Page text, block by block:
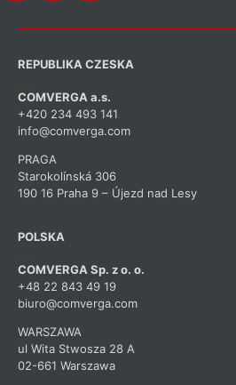
REPUBLIKA CZESKA
COMVERGA a.s.
+420 234 493 141
info@comverga.com
PRAGA
Starokolínská 306
190 16 Praha 9 – Újezd nad Lesy
POLSKA
COMVERGA Sp. z o. o.
+48 22 843 49 19
biuro@comverga.com
WARSZAWA
ul Wita Stwosza 28 A
02-661 Warszawa